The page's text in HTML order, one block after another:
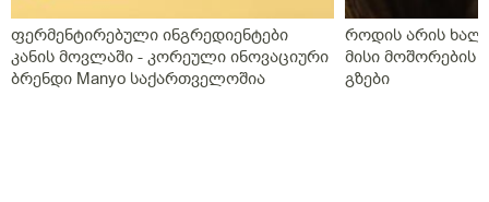
ფერმენტირებული ინგრედიენტები
კანის მოვლაში - კორეული ინოვაციური
ბრენდი Manyo საქართველოშია
როდის არის
მისი მოშორების
გზები